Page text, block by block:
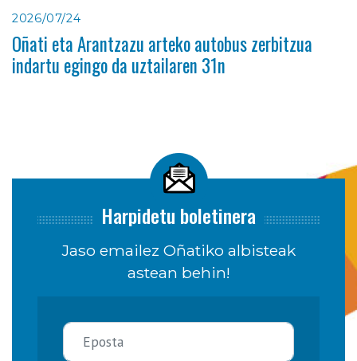
2026/07/24
Oñati eta Arantzazu arteko autobus zerbitzua
indartu egingo da uztailaren 31n
Harpidetu boletinera
Jaso emailez Oñatiko albisteak
astean behin!